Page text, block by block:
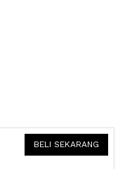
BELI SEKARANG